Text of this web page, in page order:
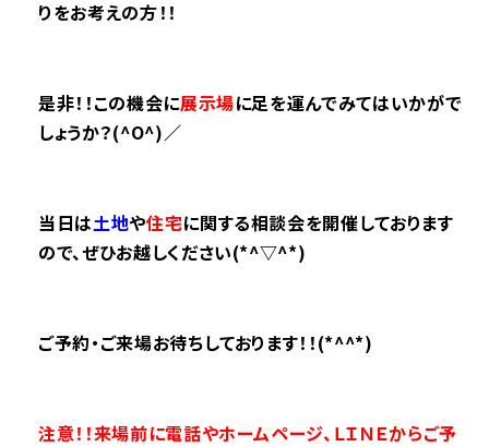
りをお考えの方！！
是非！！この機会に展示場に足を運んでみてはいかがで
しょうか？(^O^)／
当日は土地や住宅に関する相談会を開催しております
ので、ぜひお越しください(*^▽^*)
ご予約・ご来場お待ちしております！！(*^^*)
注意！！来場前に電話やホームページ、ＬＩＮＥからご予